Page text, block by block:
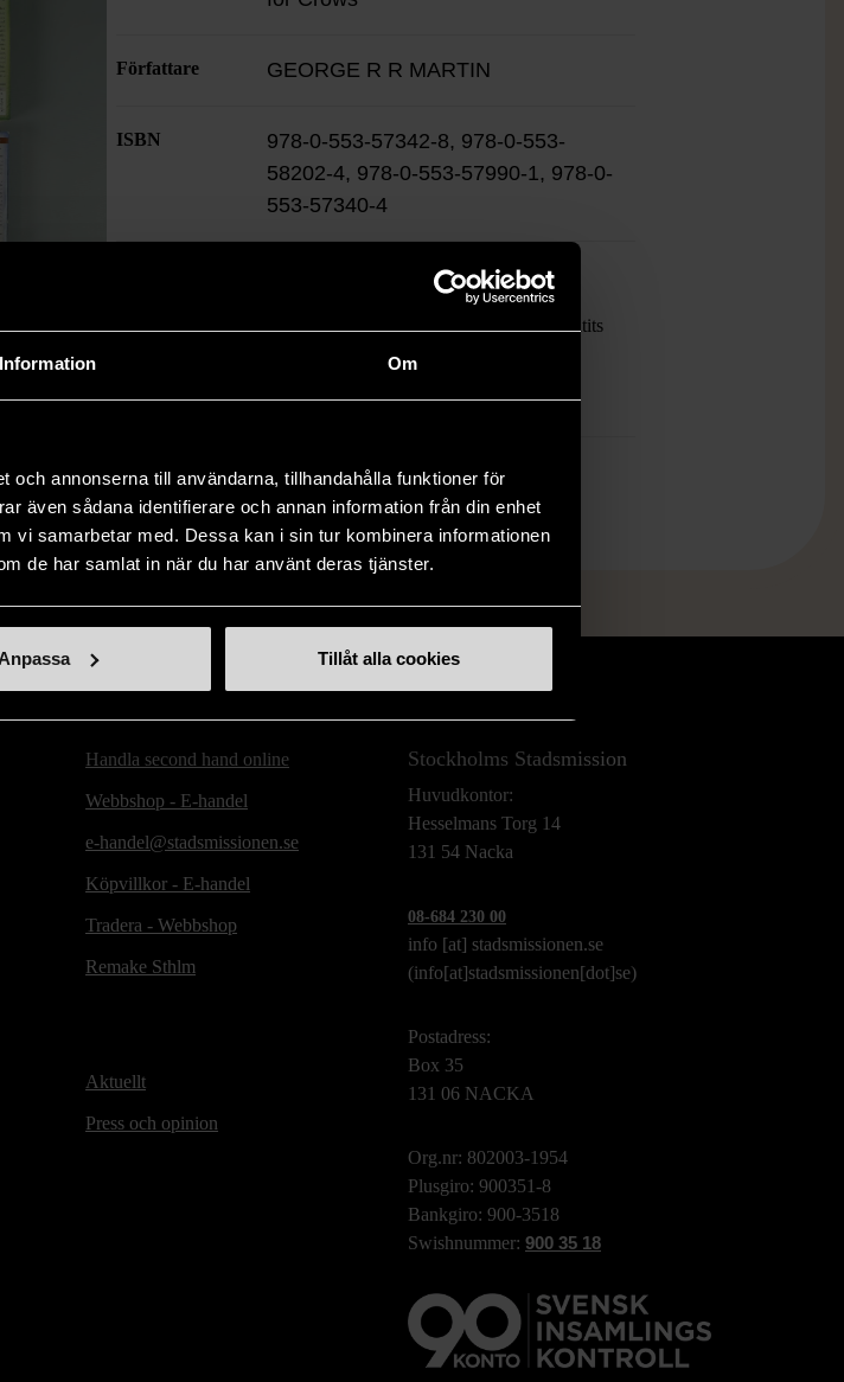
Information Om
och annonserna till användarna, tillhandahålla funktioner för
även sådana identifierare och annan information från din enhet
vi samarbetar med. Dessa kan i sin tur kombinera informationen
de har samlat in när du har använt deras tjänster.
Tillåt alla cookies
Författare GEORGE R R MARTIN
ISBN
978-0-553-57342-8, 978-0-553-
58202-4, 978-0-553-57990-1, 978-0-
553-57340-4
Produkten har blivit använd och kan ha slitits
eller ha mindre skador
Läs mer om hur vi bedömer
Handla second hand online
Webbshop - E-handel
e-handel@stadsmissionen.se
Köpvillkor - E-handel
Tradera - Webbshop
Remake Sthlm
Aktuellt
Press och opinion
Stockholms Stadsmission
Huvudkontor:
Hesselmans Torg 14
131 54 Nacka
08-684 230 00
info [at] stadsmissionen.se
(info[at]stadsmissionen[dot]se)
Postadress:
Box 35
131 06 NACKA
Org.nr: 802003-1954
Plusgiro: 900351-8
Bankgiro: 900-3518
Swishnummer: 900 35 18